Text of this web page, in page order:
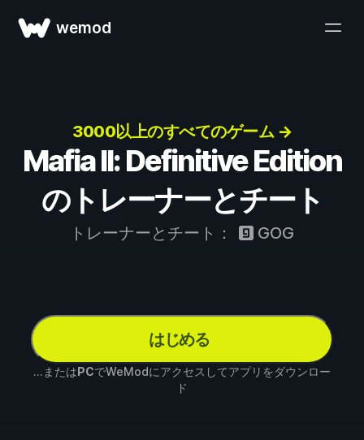
wemod
3000以上のすべてのゲーム →
Mafia II: Definitive Edition
のトレーナーとチート
トレーナーとチート： GOG
はじめる
...またはPCでWeModにアクセスしてアプリをダウンロー
ド